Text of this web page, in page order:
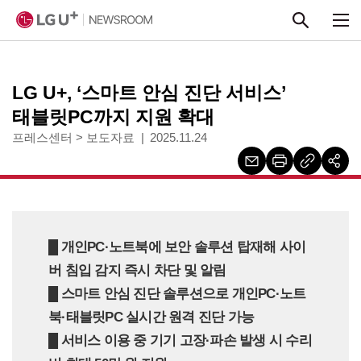
LG U+, ‘스마트 안심 진단 서비스’
태블릿PC까지 지원 확대
프레스센터 > 보도자료 2025.11.24
개인PC·노트북에 보안 솔루션 탑재해 사이
버 침입 감지 즉시 차단 및 알림
스마트 안심 진단 솔루션으로 개인PC·노트
북·태블릿PC 실시간 원격 진단 가능
서비스 이용 중 기기 고장·파손 발생 시 수리